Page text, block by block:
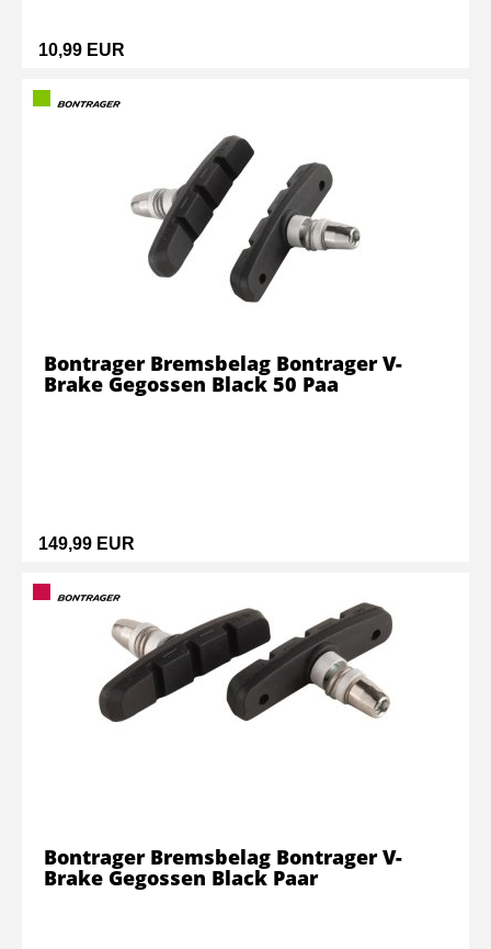
10,99 EUR
149,99 EUR
Bontrager Bremsbelag Bontrager V-
Brake Gegossen Black 50 Paa
Bontrager Bremsbelag Bontrager V-
Brake Gegossen Black Paar